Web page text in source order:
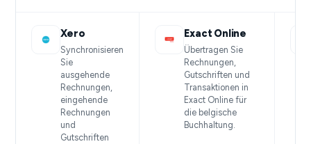
Xero
Synchronisieren
Sie
ausgehende
Rechnungen,
eingehende
Rechnungen
und
Gutschriften
Exact Online
Übertragen Sie
Rechnungen,
Gutschriften und
Transaktionen in
Exact Online für
die belgische
Buchhaltung.